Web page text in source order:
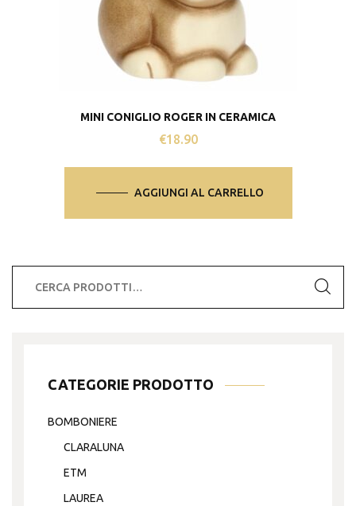
MINI CONIGLIO ROGER IN CERAMICA
€18.90
AGGIUNGI AL CARRELLO
CATEGORIE PRODOTTO
BOMBONIERE
CLARALUNA
ETM
LAUREA